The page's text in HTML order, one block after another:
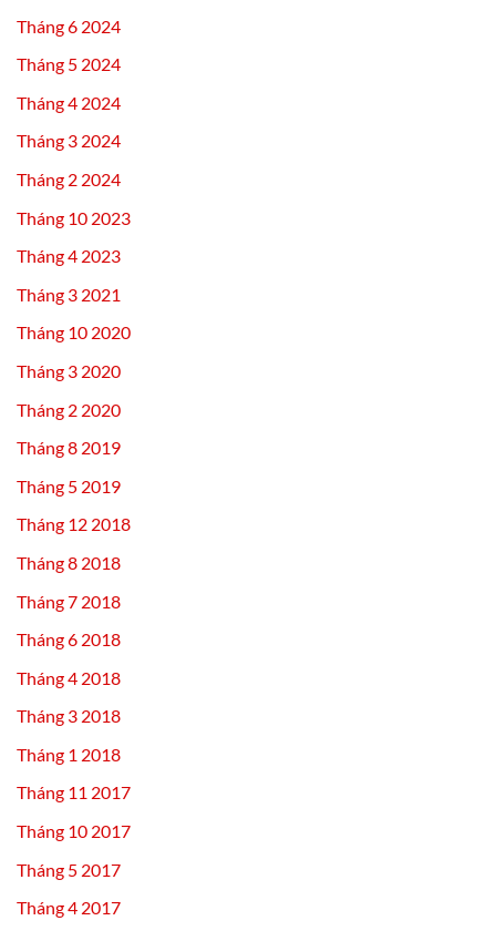
Tháng 6 2024
Tháng 5 2024
Tháng 4 2024
Tháng 3 2024
Tháng 2 2024
Tháng 10 2023
Tháng 4 2023
Tháng 3 2021
Tháng 10 2020
Tháng 3 2020
Tháng 2 2020
Tháng 8 2019
Tháng 5 2019
Tháng 12 2018
Tháng 8 2018
Tháng 7 2018
Tháng 6 2018
Tháng 4 2018
Tháng 3 2018
Tháng 1 2018
Tháng 11 2017
Tháng 10 2017
Tháng 5 2017
Tháng 4 2017